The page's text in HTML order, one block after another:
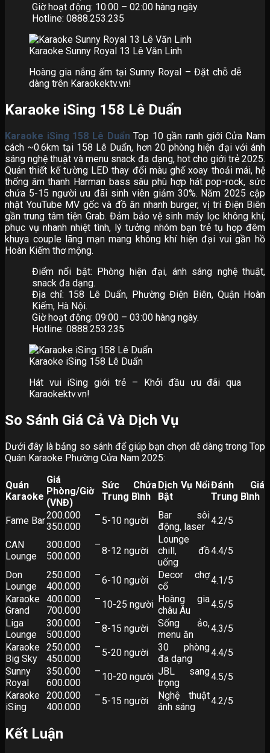
Giờ hoạt động: 10:00 – 02:00 hàng ngày.
Hotline: 0888.253.235
Karaoke Sunny Royal 13 Lê Văn Linh
Hoàng gia nắng ấm tại Sunny Royal – Đặt chỗ dễ
dàng trên Karaokektv.vn!
Karaoke iSing 158 Lê Duẩn
Karaoke iSing 158 Lê Duẩn Top 10 gần ranh giới Cửa Nam
cách ~0.6km tại 158 Lê Duẩn, hơn 20 phòng hiện đại với ánh
sáng nghệ thuật và menu snack đa dạng, hot cho giới trẻ 2025.
Quán thiết kế tường LED thay đổi màu ghế xoay thoải mái, hệ
thống âm thanh Harman bass sâu phù hợp hát pop-rock, sức
chứa 5-15 người ưu đãi sinh viên giảm 30%. Năm 2025 cập
nhật YouTube MV gốc và đồ ăn nhanh burger, vị trí Điện Biên
gần trung tâm tiện Grab. Đảm bảo vệ sinh máy lọc không khí,
phục vụ nhanh nhiệt tình, lý tưởng nhóm bạn trẻ tụ họp đêm
khuya couple lãng mạn mang không khí hiện đại vui gần hồ
Hoàn Kiếm thơ mộng.
Điểm nổi bật: Phòng hiện đại, ánh sáng nghệ thuật,
snack đa dạng.
Địa chỉ: 158 Lê Duẩn, Phường Điện Biên, Quận Hoàn
Kiếm, Hà Nội.
Giờ hoạt động: 09:00 – 03:00 hàng ngày.
Hotline: 0888.253.235
Karaoke iSing 158 Lê Duẩn
Hát vui iSing giới trẻ – Khởi đầu ưu đãi qua
Karaokektv.vn!
So Sánh Giá Cả Và Dịch Vụ
Dưới đây là bảng so sánh để giúp bạn chọn dễ dàng trong Top
Quán Karaoke Phường Cửa Nam 2025:
Quán
Karaoke
Giá
Phòng/Giờ
(VNĐ)
Sức Chứa
Trung Bình
Dịch Vụ Nổi
Bật
Đánh Giá
Trung Bình
Fame Bar200.000 –
350.000
5-10 người
Bar sôi
động, laser
4.2/5
CAN
Lounge
300.000 –
500.000
8-12 người
Lounge
chill, đồ
uống
4.4/5
Don
Lounge
250.000 –
400.000
6-10 người
Decor chợ
cổ
4.1/5
Karaoke
Grand
400.000 –
700.000
10-25 người Hoàng gia
châu Âu
4.5/5
Liga
Lounge
300.000 –
500.000
8-15 người
Sống ảo,
menu ăn
4.3/5
Karaoke
Big Sky
250.000 –
450.000
5-20 người
30 phòng
đa dạng
4.4/5
Sunny
Royal
350.000 –
600.000
10-20 người JBL sang
trọng
4.5/5
Karaoke
iSing
200.000 –
400.000
5-15 người
Nghệ thuật
ánh sáng
4.2/5
Kết Luận